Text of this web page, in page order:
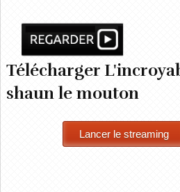
Télécharger
shaun le mouton